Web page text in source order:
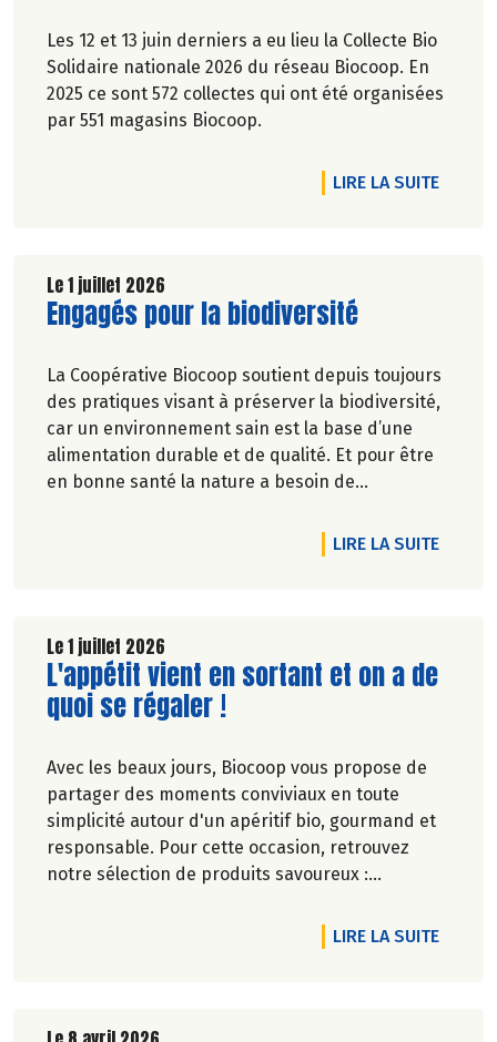
Les 12 et 13 juin derniers a eu lieu la Collecte Bio
Solidaire nationale 2026 du réseau Biocoop. En
2025 ce sont 572 collectes qui ont été organisées
par 551 magasins Biocoop.
LIRE LA SUITEDE
Le 1 juillet 2026
Lire la suite de l'article
Engagés pour la biodiversité
La Coopérative Biocoop soutient depuis toujours
des pratiques visant à préserver la biodiversité,
car un environnement sain est la base d’une
alimentation durable et de qualité. Et pour être
en bonne santé la nature a besoin de
LIRE LA SUITEDE
Le 1 juillet 2026
Lire la suite de l'article
L'appétit vient en sortant et on a de
quoi se régaler !
Avec les beaux jours, Biocoop vous propose de
partager des moments conviviaux en toute
simplicité autour d'un apéritif bio, gourmand et
responsable. Pour cette occasion, retrouvez
notre sélection de produits savoureux :
croustillantes, gâteaux apéritifs gourmands, jus
de fruits rafraîchissants, kombuchas pétillants...
LIRE LA SUITEDE